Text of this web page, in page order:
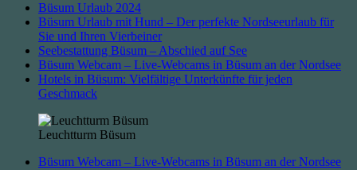
Büsum Urlaub 2024
Büsum Urlaub mit Hund – Der perfekte Nordseeurlaub für
Sie und Ihren Vierbeiner
Seebestattung Büsum – Abschied auf See
Büsum Webcam – Live-Webcams in Büsum an der Nordsee
Hotels in Büsum: Vielfältige Unterkünfte für jeden
Geschmack
Leuchtturm Büsum
Büsum Webcam – Live-Webcams in Büsum an der Nordsee